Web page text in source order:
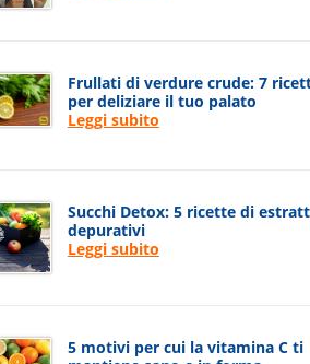
Frullati di verdure crude: 7
per deliziare il tuo palato
Leggi subito
Succhi Detox: 5 ricette di
depurativi
Leggi subito
5 motivi per cui la vitamina C ti